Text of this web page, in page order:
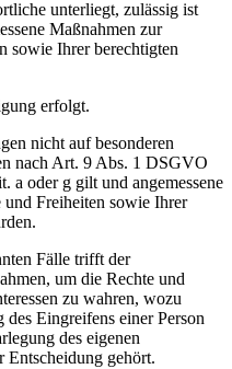
unterliegt, zulässig ist
Maßnahmen zur
sowie Ihrer berechtigten
erfolgt.
nicht auf besonderen
nach Art. 9 Abs. 1 DSGVO
a oder g gilt und angemessene
und Freiheiten sowie Ihrer
Fälle trifft der
um die Rechte und
zu wahren, wozu
Eingreifens einer Person
des eigenen
Entscheidung gehört.